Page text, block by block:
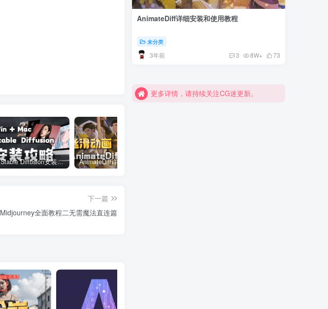
Stable Diffusion安装教程
下一篇
Midjourney全面教程二无需魔法直连篇
AnimateDiff详细安装和使用教程
未分类
3年前 3 8W+ 73
更多详情，请持续关注CG迷更新。
更多详情，请持续关注CG迷更新。